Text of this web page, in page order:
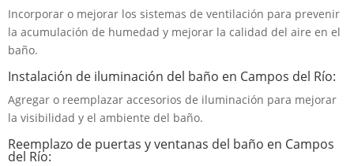
Incorporar o mejorar los sistemas de ventilación para prevenir
la acumulación de humedad y mejorar la calidad del aire en el
baño.
Instalación de iluminación del baño en Campos del Río:
Agregar o reemplazar accesorios de iluminación para mejorar
la visibilidad y el ambiente del baño.
Reemplazo de puertas y ventanas del baño en Campos
del Río: